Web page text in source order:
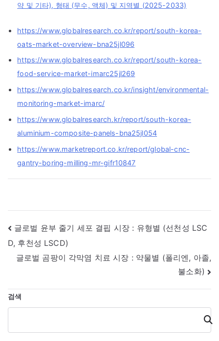
약 및 기타), 형태 (무수, 액체) 및 지역별 (2025-2033)
https://www.globalresearch.co.kr/report/south-korea-
oats-market-overview-bna25jl096
https://www.globalresearch.co.kr/report/south-korea-
food-service-market-imarc25jl269
https://www.globalresearch.co.kr/insight/environmental-
monitoring-market-imarc/
https://www.globalresearch.kr/report/south-korea-
aluminium-composite-panels-bna25jl054
https://www.marketreport.co.kr/report/global-cnc-
gantry-boring-milling-mr-gifr10847
글
내
게
이
션
글로벌 윤부 줄기 세포 결핍 시장 : 유형별 (선천성 LSC
D, 후천성 LSCD)
글로벌 곰팡이 각막염 치료 시장 : 약물별 (폴리엔, 아졸,
불소화)
검색
검
색